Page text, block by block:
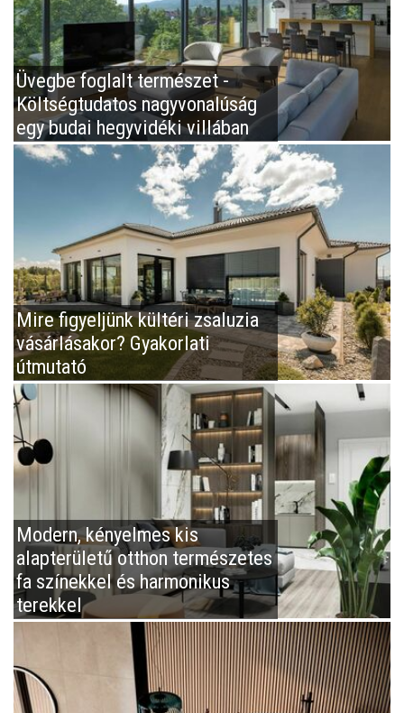
Üvegbe foglalt természet -
Költségtudatos nagyvonalúság
egy budai hegyvidéki villában
Mire figyeljünk kültéri zsaluzia
vásárlásakor? Gyakorlati
útmutató
Modern, kényelmes kis
alapterületű otthon természetes
fa színekkel és harmonikus
terekkel